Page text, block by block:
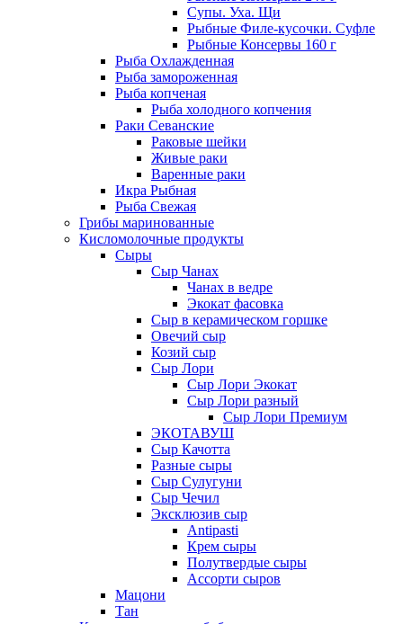
Супы. Уха. Щи
Рыбные Филе-кусочки. Суфле
Рыбные Консервы 160 г
Рыба Охлажденная
Рыба замороженная
Рыба копченая
Рыба холодного копчения
Раки Севанские
Раковые шейки
Живые раки
Варенные раки
Икра Рыбная
Рыба Свежая
Грибы маринованные
Кисломолочные продукты
Сыры
Сыр Чанах
Чанах в ведре
Экокат фасовка
Сыр в керамическом горшке
Овечий сыр
Козий сыр
Сыр Лори
Сыр Лори Экокат
Сыр Лори разный
Сыр Лори Премиум
ЭКОТАВУШ
Сыр Качотта
Разные сыры
Сыр Сулугуни
Сыр Чечил
Эксклюзив сыр
Antipasti
Крем сыры
Полутвердые сыры
Ассорти сыров
Мацони
Тан